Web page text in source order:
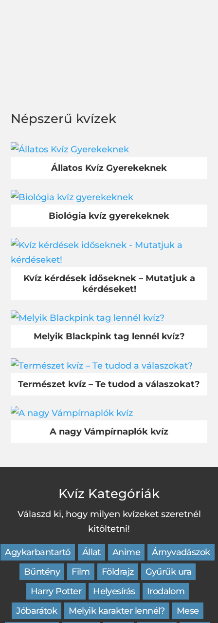
Népszerű kvízek
Állatos Kvíz Gyerekeknek
Biológia kvíz gyerekeknek
Kvíz kérdések időseknek – Mutatjuk a
kérdéseket!
Melyik Blackpink tag lennél kvíz?
Természet kvíz – Te tudod a válaszokat?
A nagy Vámpírnaplók kvíz
Kvíz Kategóriák
Válaszd ki, hogy milyen kvízeket szeretnél
kitöltetni!
Agykarbantartó Állat Anime
Árnyvadászok
Bűntény
Film Földrajz
Gyűrűk ura
Harry Potter
Helyesírás
Irodalom
Jóbarátok
Melyik karakter lennél? Mese